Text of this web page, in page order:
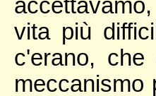
vita più
c'erano, che
meccanismo